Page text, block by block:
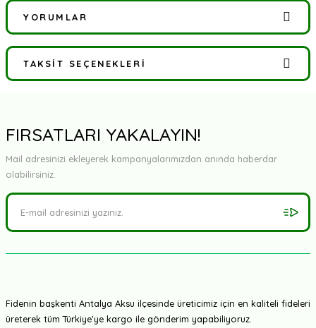
YORUMLAR
Bu ürüne ilk yorumu siz yapın!
TAKSIT SEÇENEKLERI
FIRSATLARI YAKALAYIN!
Mail adresinizi ekleyerek kampanyalarımızdan anında haberdar
olabilirsiniz.
Fidenin başkenti Antalya Aksu ilçesinde üreticimiz için en kaliteli fideleri
üreterek tüm Türkiye'ye kargo ile gönderim yapabiliyoruz.